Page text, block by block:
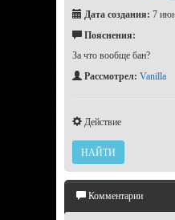
Дата создания: 7
Пояснения:
За что вообще бан?
Рассмотрел: Vanilla
Действие
НАЙТИ
Комментарии